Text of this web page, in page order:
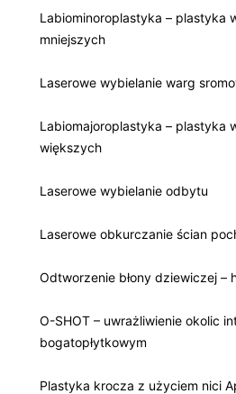
Labiominoroplastyka – plastyka
mniejszych
Laserowe wybielanie warg
Labiomajoroplastyka – plastyka
większych
Laserowe wybielanie odbytu
Laserowe obkurczanie ścian
Odtworzenie błony dziewiczej –
O-SHOT – uwrażliwienie okolic
bogatopłytkowym
Plastyka krocza z użyciem nici